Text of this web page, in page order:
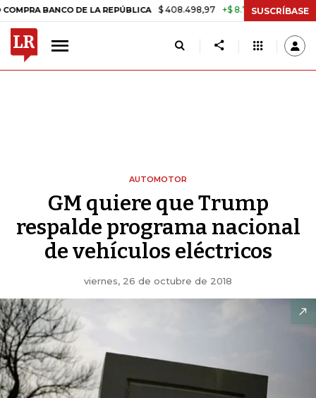
BANCO DE LA REPÚBLICA $ 408.498,97 +$ 8.753,81 +2,19%
SUSCRÍBASE
AUTOMOTOR
GM quiere que Trump
respalde programa nacional
de vehículos eléctricos
viernes, 26 de octubre de 2018